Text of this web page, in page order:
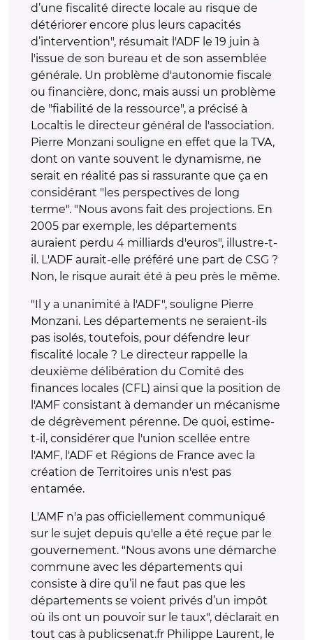
d’une fiscalité directe locale au risque de
détériorer encore plus leurs capacités
d’intervention", résumait l'ADF le 19 juin à
l'issue de son bureau et de son assemblée
générale. Un problème d'autonomie fiscale
ou financière, donc, mais aussi un problème
de "fiabilité de la ressource", a précisé à
Localtis le directeur général de l'association.
Pierre Monzani souligne en effet que la TVA,
dont on vante souvent le dynamisme, ne
serait en réalité pas si rassurante que ça en
considérant "les perspectives de long
terme". "Nous avons fait des projections. En
2005 par exemple, les départements
auraient perdu 4 milliards d'euros", illustre-t-
il. L'ADF aurait-elle préféré une part de CSG ?
Non, le risque aurait été à peu près le même.
"Il y a unanimité à l'ADF", souligne Pierre
Monzani. Les départements ne seraient-ils
pas isolés, toutefois, pour défendre leur
fiscalité locale ? Le directeur rappelle la
deuxième délibération du Comité des
finances locales (CFL) ainsi que la position de
l'AMF consistant à demander un mécanisme
de dégrèvement pérenne. De quoi, estime-
t-il, considérer que l'union scellée entre
l'AMF, l'ADF et Régions de France avec la
création de Territoires unis n'est pas
entamée.
L'AMF n'a pas officiellement communiqué
sur le sujet depuis qu'elle a été reçue par le
gouvernement. "Nous avons une démarche
commune avec les départements qui
consiste à dire qu’il ne faut pas que les
départements se voient privés d’un impôt
où ils ont un pouvoir sur le taux", déclarait en
tout cas à publicsenat.fr Philippe Laurent, le